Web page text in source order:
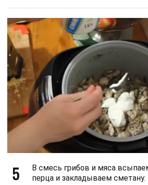
5
В смесь грибов и мяса
перца и закладываем сметану.